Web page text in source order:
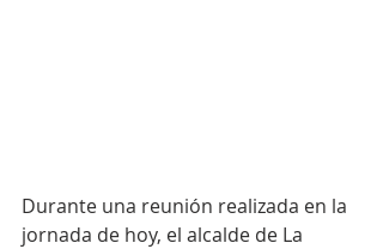
Durante una reunión realizada en la
jornada de hoy, el alcalde de La